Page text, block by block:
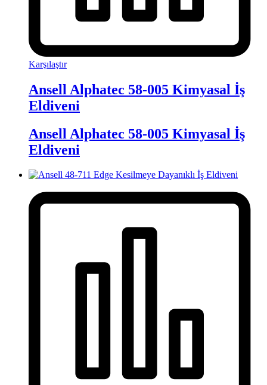
Karşılaştır
Ansell Alphatec 58-005 Kimyasal İş
Eldiveni
Ansell Alphatec 58-005 Kimyasal İş
Eldiveni